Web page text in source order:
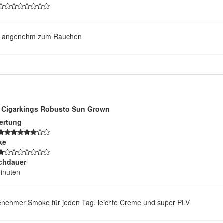
angenehm zum Rauchen
Cigarkings Robusto Sun Grown
Smoke für jeden Tag, leichte Creme und super PLV